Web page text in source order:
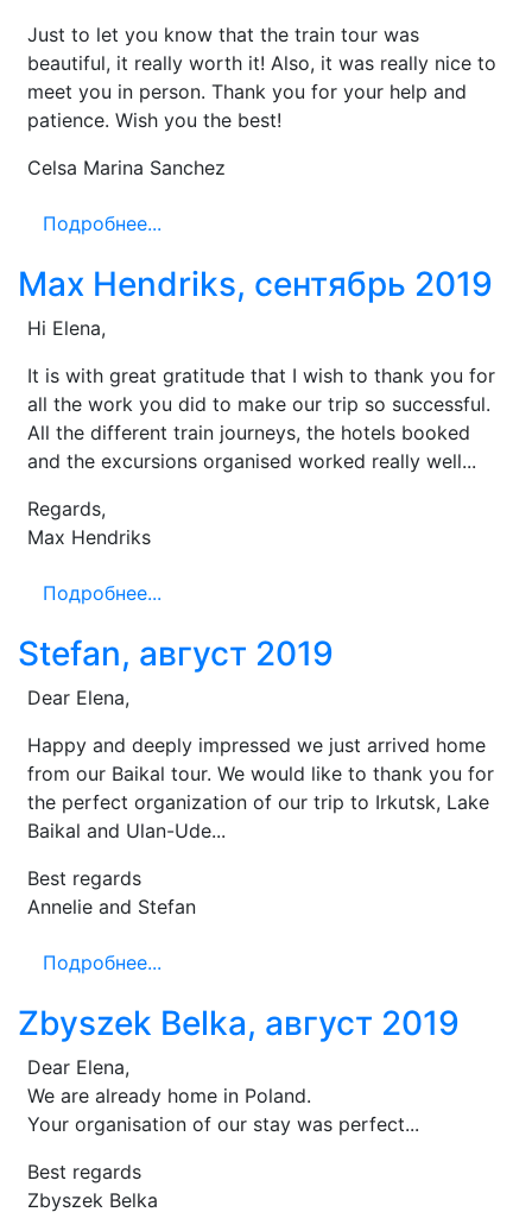
Just to let you know that the train tour was
beautiful, it really worth it! Also, it was really nice to
meet you in person. Thank you for your help and
patience. Wish you the best!
Celsa Marina Sanchez
Подробнее...
Max Hendriks, сентябрь 2019
Hi Elena,
It is with great gratitude that I wish to thank you for
all the work you did to make our trip so successful.
All the different train journeys, the hotels booked
and the excursions organised worked really well...
Regards,
Max Hendriks
Подробнее...
Stefan, август 2019
Dear Elena,
Happy and deeply impressed we just arrived home
from our Baikal tour. We would like to thank you for
the perfect organization of our trip to Irkutsk, Lake
Baikal and Ulan-Ude...
Best regards
Annelie and Stefan
Подробнее...
Zbyszek Belka, август 2019
Dear Elena,
We are already home in Poland.
Your organisation of our stay was perfect...
Best regards
Zbyszek Belka